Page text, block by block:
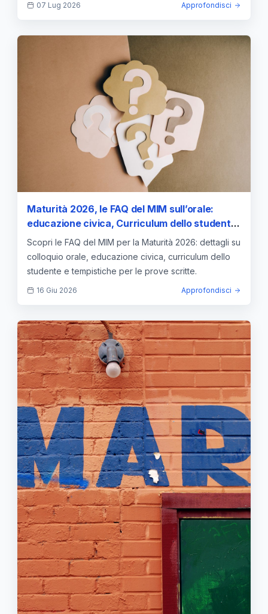
07 Lug 2026 Approfondisci
Maturità 2026, le FAQ del MIM sull’orale:
educazione civica, Curriculum dello studente,
durata del colloquio e prove scritte
Scopri le FAQ del MIM per la Maturità 2026: dettagli su
colloquio orale, educazione civica, curriculum dello
studente e tempistiche per le prove scritte.
16 Giu 2026 Approfondisci